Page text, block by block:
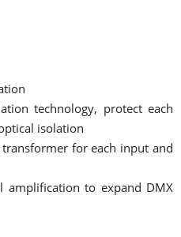
technology, protect each
isolation
for each input and
amplification to expand DMX